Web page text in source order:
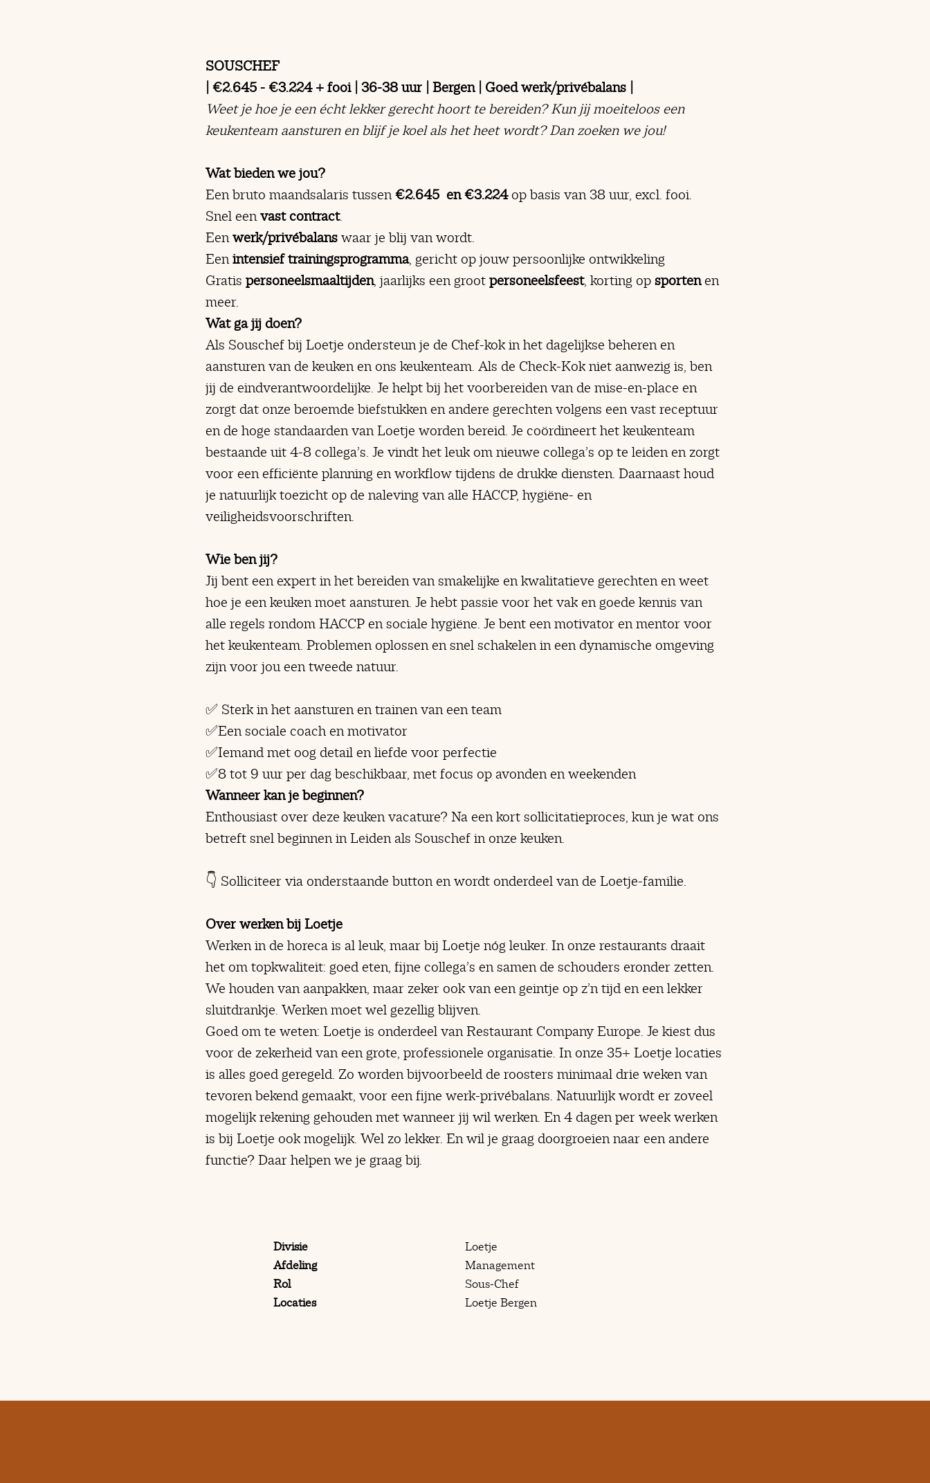
SOUSCHEF
| €2.645 - €3.224 + fooi | 36-38 uur | Bergen | Goed werk/privébalans |
Weet je hoe je een écht lekker gerecht hoort te bereiden? Kun jij moeiteloos een
keukenteam aansturen en blijf je koel als het heet wordt? Dan zoeken we jou!
Wat bieden we jou?
Een bruto maandsalaris tussen€2.645 en €3.224op basis van 38 uur, excl. fooi.
Snel eenvast contract.
Eenwerk/privébalans waar je blij van wordt.
Eenintensief trainingsprogramma, gericht op jouw persoonlijke ontwikkeling
Gratis personeelsmaaltijden, jaarlijks een groot personeelsfeest, korting op sportenen
meer.
Wat ga jij doen?
Als Souschef bij Loetje ondersteun je de Chef-kok in het dagelijkse beheren en
aansturen van de keuken en ons keukenteam. Als de Check-Kok niet aanwezig is, ben
jij de eindverantwoordelijke. Je helpt bij het voorbereiden van de mise-en-place en
zorgt dat onze beroemde biefstukken en andere gerechten volgens een vast receptuur
en de hoge standaarden van Loetje worden bereid. Je coördineert het keukenteam
bestaande uit 4-8 collega’s. Je vindt het leuk om nieuwe collega’s op te leiden en zorgt
voor een efficiënte planning en workflow tijdens de drukke diensten. Daarnaast houd
je natuurlijk toezicht op de naleving van alle HACCP, hygiëne- en
veiligheidsvoorschriften.
Wie ben jij?
Jij bent een expert in het bereiden van smakelijke en kwalitatieve gerechten en weet
hoe je een keuken moet aansturen. Je hebt passie voor het vak en goede kennis van
alle regels rondom HACCP en sociale hygiëne. Je bent een motivator en mentor voor
het keukenteam. Problemen oplossen en snel schakelen in een dynamische omgeving
zijn voor jou een tweede natuur.
✅ Sterk in het aansturen en trainen van een team
✅Een sociale coach en motivator
✅Iemand met oog detail en liefde voor perfectie
✅8 tot 9 uur per dag beschikbaar, met focus op avonden en weekenden
Wanneer kan je beginnen?
Enthousiast over deze keuken vacature? Na een kort sollicitatieproces, kun je wat ons
betreft snel beginnen in Leiden als Souschef in onze keuken.
👇 Solliciteer via onderstaande button en wordt onderdeel van de Loetje-familie.
Over werken bij Loetje
Werken in de horeca is al leuk, maar bij Loetje nóg leuker. In onze restaurants draait
het om topkwaliteit: goed eten, fijne collega’s en samen de schouders eronder zetten.
We houden van aanpakken, maar zeker ook van een geintje op z’n tijd en een lekker
sluitdrankje. Werken moet wel gezellig blijven.
Goed om te weten: Loetje is onderdeel van Restaurant Company Europe. Je kiest dus
voor de zekerheid van een grote, professionele organisatie. In onze 35+ Loetje locaties
is alles goed geregeld. Zo worden bijvoorbeeld de roosters minimaal drie weken van
tevoren bekend gemaakt, voor een fijne werk-privébalans. Natuurlijk wordt er zoveel
mogelijk rekening gehouden met wanneer jij wil werken. En 4 dagen per week werken
is bij Loetje ook mogelijk. Wel zo lekker. En wil je graag doorgroeien naar een andere
functie? Daar helpen we je graag bij.
Divisie
Loetje
Afdeling
Management
Rol
Sous-Chef
Locaties
Loetje Bergen